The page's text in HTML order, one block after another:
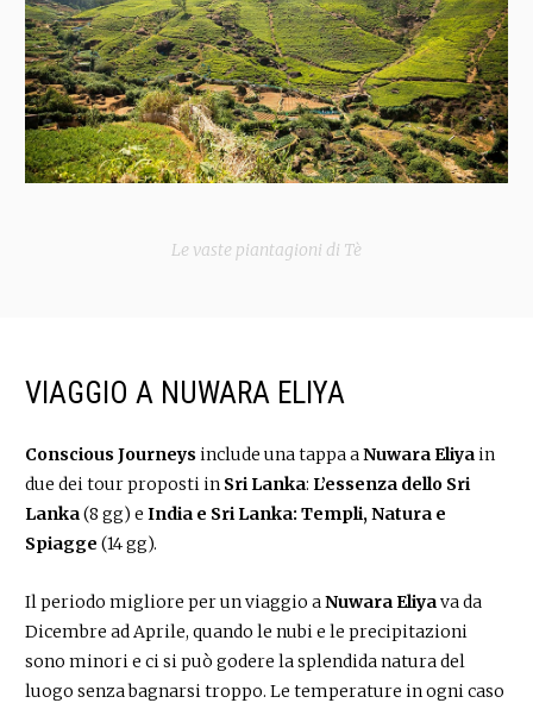
Le vaste piantagioni di Tè
VIAGGIO A NUWARA ELIYA
Conscious Journeys include una tappa aNuwara Eliyain
due dei tour proposti in Sri Lanka: L’essenza dello Sri
Lanka(8 gg) e India e Sri Lanka: Templi, Natura e
Spiagge (14 gg).
Il periodo migliore per un viaggio aNuwara Eliyava da
Dicembre ad Aprile, quando le nubi e le precipitazioni
sono minori e ci si può godere la splendida natura del
luogo senza bagnarsi troppo. Le temperature in ogni caso